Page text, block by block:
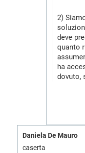
2)
deve
quanto
ha
dovuto,
Daniela De Mauro
caserta